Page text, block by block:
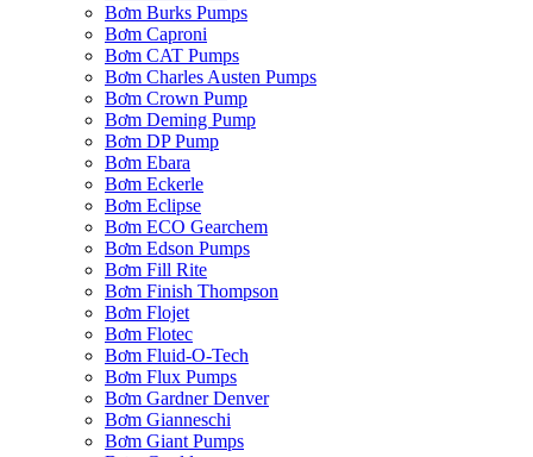
Bơm Burks Pumps
Bơm Caproni
Bơm CAT Pumps
Bơm Charles Austen Pumps
Bơm Crown Pump
Bơm Deming Pump
Bơm DP Pump
Bơm Ebara
Bơm Eckerle
Bơm Eclipse
Bơm ECO Gearchem
Bơm Edson Pumps
Bơm Fill Rite
Bơm Finish Thompson
Bơm Flojet
Bơm Flotec
Bơm Fluid-O-Tech
Bơm Flux Pumps
Bơm Gardner Denver
Bơm Gianneschi
Bơm Giant Pumps